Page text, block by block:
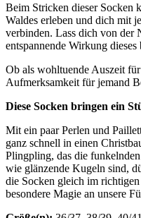
Beim Stricken dieser Socken
Waldes erleben und dich mit
verbinden. Lass dich von der
entspannende Wirkung dieses
Ob als wohltuende Auszeit
Aufmerksamkeit für jemand
Diese Socken bringen ein
Mit ein paar Perlen und
ganz schnell in einen
Plingpling, das die
wie glänzende Kugeln sind,
die Socken gleich im
besondere Magie an unsere